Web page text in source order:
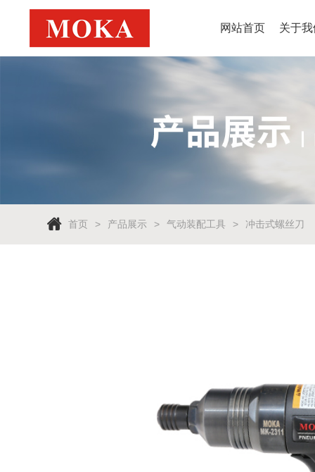
网站首页 关于我
首页 产品展示 气动装配工具 冲击式螺丝刀